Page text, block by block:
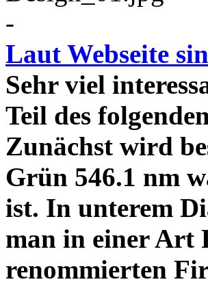
-
Laut Webseite
Sehr viel
Teil des
Zunächst wird
Grün 546.1 nm
ist. In unterem
man in einer Art
renommierten